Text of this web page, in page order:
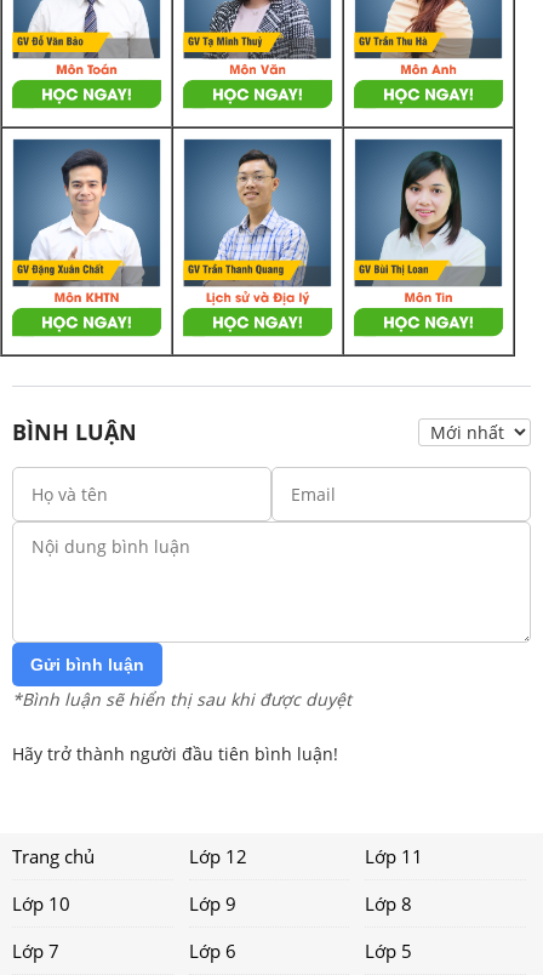
BÌNH LUẬN
Gửi bình luận
*Bình luận sẽ hiển thị sau khi được duyệt
Hãy trở thành người đầu tiên bình luận!
Trang chủ Lớp 12
Lớp 11
Lớp 10
Lớp 9
Lớp 8
Lớp 7
Lớp 6 Lớp 5